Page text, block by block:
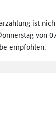
ist
von
empfohlen.